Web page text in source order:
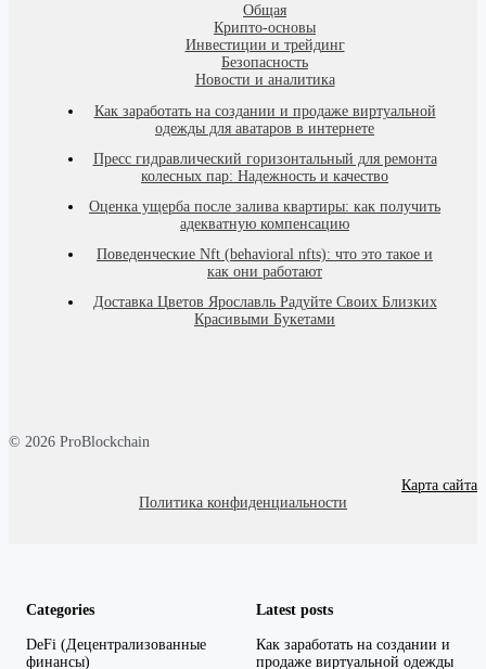
Общая
Крипто-основы
Инвестиции и трейдинг
Безопасность
Новости и аналитика
Как заработать на создании и продаже виртуальной
одежды для аватаров в интернете
Пресс гидравлический горизонтальный для ремонта
колесных пар: Надежность и качество
Оценка ущерба после залива квартиры: как получить
адекватную компенсацию
Поведенческие Nft (behavioral nfts): что это такое и
как они работают
Доставка Цветов Ярославль Радуйте Своих Близких
Красивыми Букетами
© 2026 ProBlockchain
Карта сайта
Политика конфиденциальности
Categories
DeFi (Децентрализованные
финансы)
Latest posts
Как заработать на создании и
продаже виртуальной одежды